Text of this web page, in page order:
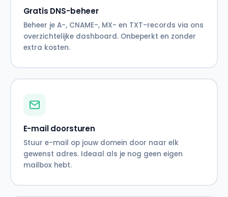
Gratis DNS-beheer
Beheer je A-, CNAME-, MX- en TXT-records via ons
overzichtelijke dashboard. Onbeperkt en zonder
extra kosten.
E-mail doorsturen
Stuur e-mail op jouw domein door naar elk
gewenst adres. Ideaal als je nog geen eigen
mailbox hebt.